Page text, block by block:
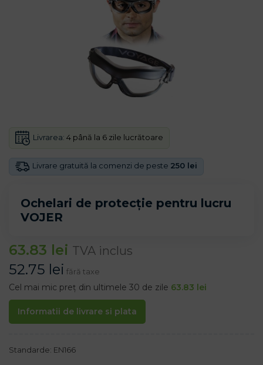
Ochelari de protecție pentru lucru
VOJER
Livrare gratuită la comenzi de peste 250 lei
Livrarea: 4 până la 6 zile lucrătoare
63.83 lei TVA inclus
52.75 lei fără taxe
Cel mai mic preț din ultimele 30 de zile 63.83 lei
Informatii de livrare si plata
Standarde: EN166